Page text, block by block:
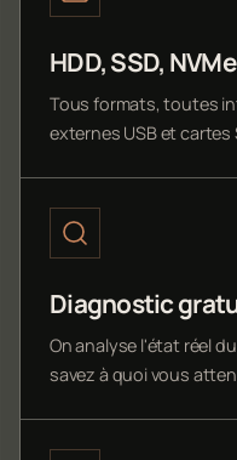
HDD, SSD,
Tous formats, toutes
externes USB et cartes
Diagnostic
On analyse l'état réel
savez à quoi vous